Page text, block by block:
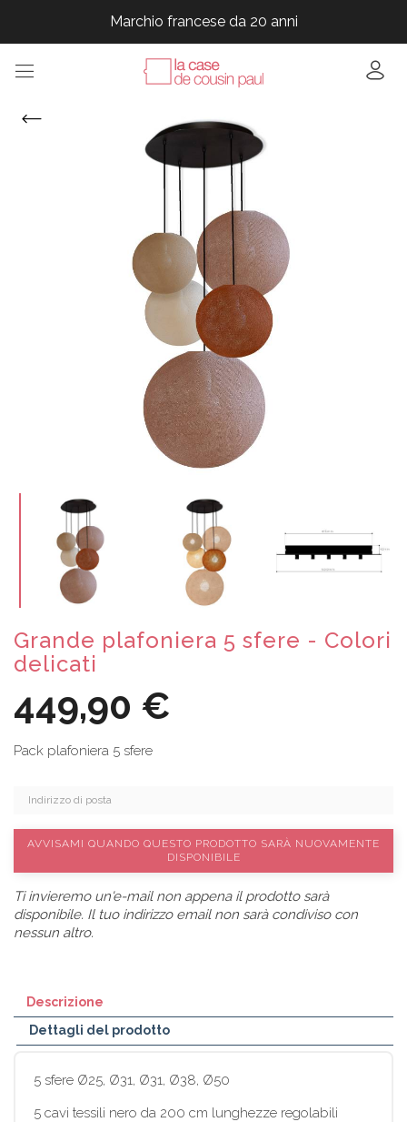
Marchio francese da 20 anni
Marchio francese da 20 anni
Marchio francese da 20 anni
Grande plafoniera 5 sfere - Colori
delicati
449,90 €
Pack plafoniera 5 sfere
AVVISAMI QUANDO QUESTO PRODOTTO SARÀ NUOVAMENTE
DISPONIBILE
Ti invieremo un'e-mail non appena il prodotto sarà
disponibile. Il tuo indirizzo email non sarà condiviso con
nessun altro.
Descrizione
Dettagli del prodotto
5 sfere Ø25, Ø31, Ø31, Ø38, Ø50
5 cavi tessili nero da 200 cm lunghezze regolabili